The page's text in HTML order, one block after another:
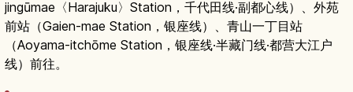
jingūmae〈Harajuku〉Station，千代田线·副都心线）、外苑
前站（Gaien-mae Station，银座线）、青山一丁目站
（Aoyama-itchōme Station，银座线·半藏门线·都营大江户
线）前往。